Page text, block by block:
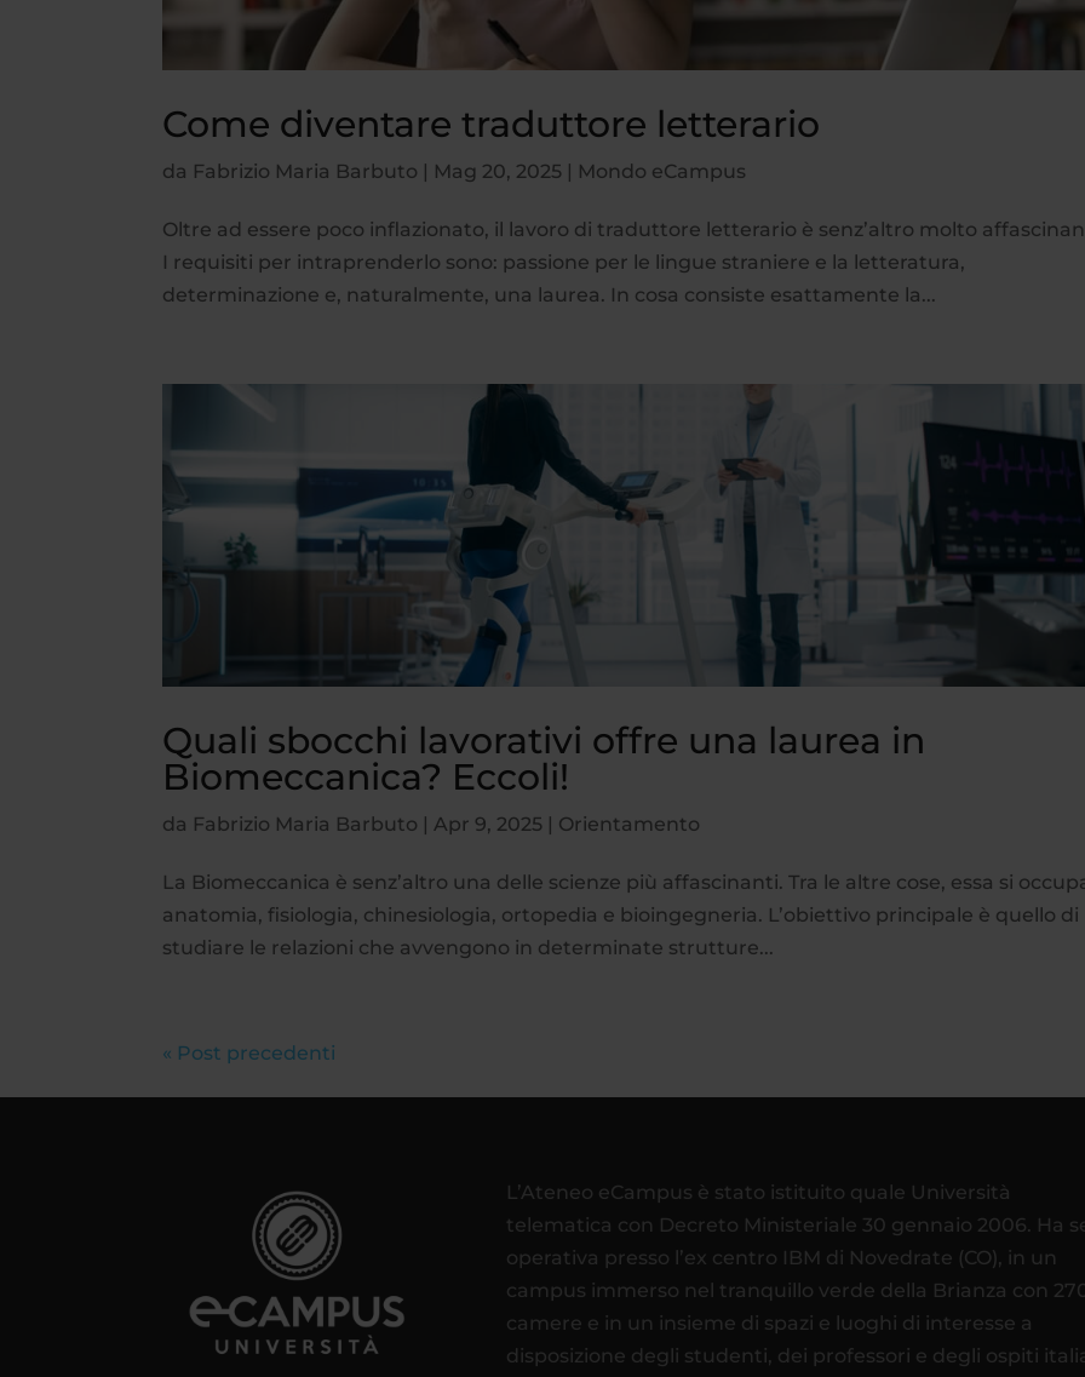
Come diventare traduttore letterario
da Fabrizio Maria Barbuto | Mag 20, 2025 | Mondo eCampus
Oltre ad essere poco inflazionato, il lavoro di traduttore letterario è senz’altro molto
I requisiti per intraprenderlo sono: passione per le lingue straniere e la letteratura,
determinazione e, naturalmente, una laurea. In cosa consiste esattamente la...
Quali sbocchi lavorativi offre una laurea in
Biomeccanica? Eccoli!
da Fabrizio Maria Barbuto |Apr 9, 2025 | Orientamento
La Biomeccanica è senz’altro una delle scienze più affascinanti. Tra le altre cose, essa si
anatomia, fisiologia, chinesiologia, ortopedia e bioingegneria. L’obiettivo principale è quello di
studiare le relazioni che avvengono in determinate strutture...
« Post precedenti
L’Ateneo eCampus è stato istituito quale Università
telematica con Decreto Ministeriale 30 gennaio 2006. Ha
operativa presso l’ex centro IBM di Novedrate (CO), in un
campus immerso nel tranquillo verde della Brianza con
camere e in un insieme di spazi e luoghi di interesse a
disposizione degli studenti, dei professori e degli ospiti